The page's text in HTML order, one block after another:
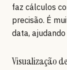
faz cálculos
precisão. É
data,
Visualização